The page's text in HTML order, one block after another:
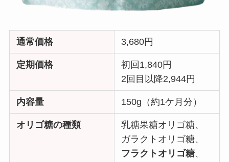
通常価格 3,680円
定期価格
初回1,840円
2回目以降2,944円
内容量 150g（約1ケ月分）
オリゴ糖の種類
乳糖果糖オリゴ糖、
ガラクトオリゴ糖、
フラクトオリゴ糖、